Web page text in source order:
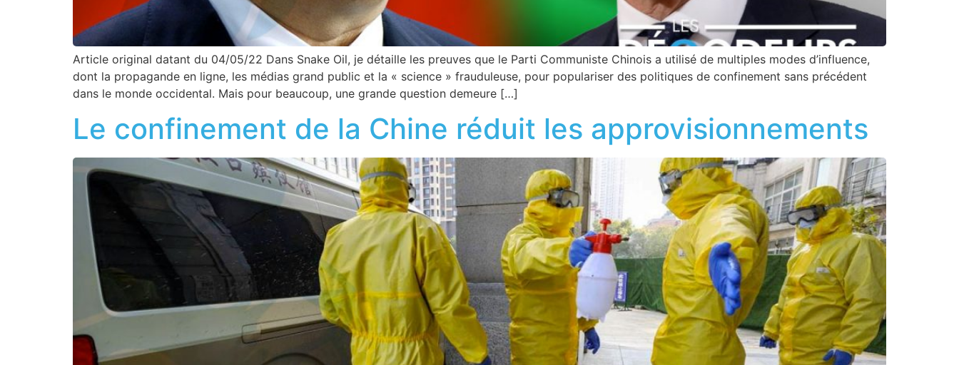
Article original datant du 04/05/22 Dans Snake Oil, je détaille les preuves que le Parti Communiste Chinois a utilisé de multiples modes d’influence,
dont la propagande en ligne, les médias grand public et la « science » frauduleuse, pour populariser des politiques de confinement sans précédent
dans le monde occidental. Mais pour beaucoup, une grande question demeure […]
Le confinement de la Chine réduit les approvisionnements